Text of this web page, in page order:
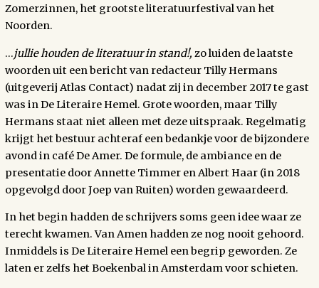
Zomerzinnen, het grootste literatuurfestival van het
Noorden.
…jullie houden de literatuur in stand!, zo luiden de laatste
woorden uit een bericht van redacteur Tilly Hermans
(uitgeverij Atlas Contact) nadat zij in december 2017 te gast
was in De Literaire Hemel. Grote woorden, maar Tilly
Hermans staat niet alleen met deze uitspraak. Regelmatig
krijgt het bestuur achteraf een bedankje voor de bijzondere
avond in café De Amer. De formule, de ambiance en de
presentatie door Annette Timmer en Albert Haar (in 2018
opgevolgd door Joep van Ruiten) worden gewaardeerd.
In het begin hadden de schrijvers soms geen idee waar ze
terecht kwamen. Van Amen hadden ze nog nooit gehoord.
Inmiddels is De Literaire Hemel een begrip geworden. Ze
laten er zelfs het Boekenbal in Amsterdam voor schieten.